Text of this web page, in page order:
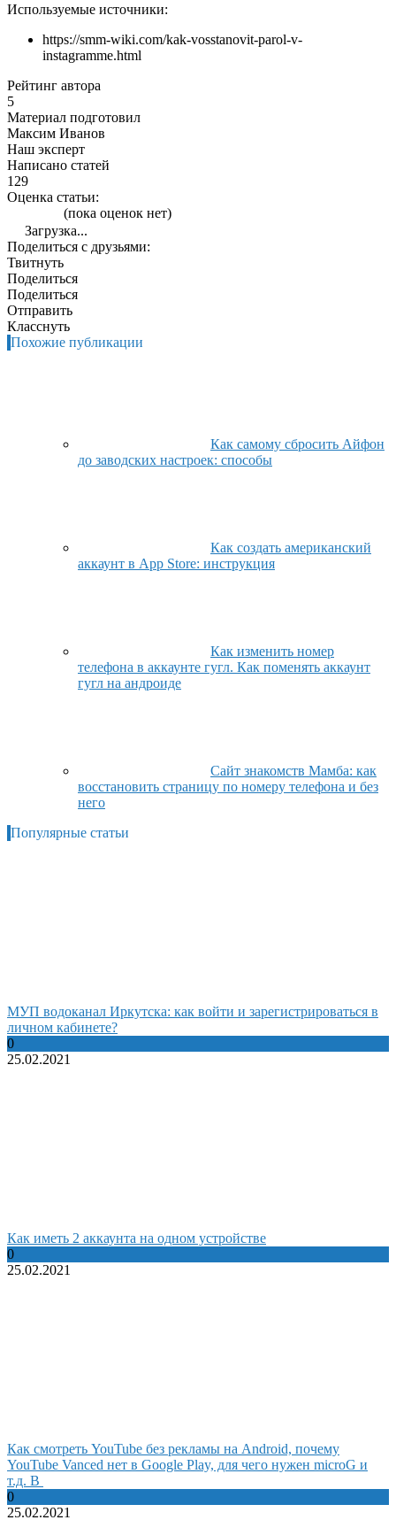
Используемые источники:
https://smm-wiki.com/kak-vosstanovit-parol-v-
instagramme.html
Рейтинг автора
5
Материал подготовил
Максим Иванов
Наш эксперт
Написано статей
129
Оценка статьи:
(пока оценок нет)
Загрузка...
Поделиться с друзьями:
Твитнуть
Поделиться
Поделиться
Отправить
Класснуть
Похожие публикации
Как самому сбросить Айфон
до заводских настроек: способы
Как создать американский
аккаунт в App Store: инструкция
Как изменить номер
телефона в аккаунте гугл. Как поменять аккаунт
гугл на андроиде
Сайт знакомств Мамба: как
восстановить страницу по номеру телефона и без
него
Популярные статьи
МУП водоканал Иркутска: как войти и зарегистрироваться в
личном кабинете?
0
25.02.2021
Как иметь 2 аккаунта на одном устройстве
0
25.02.2021
Как смотреть YouTube без рекламы на Android, почему
YouTube Vanced нет в Google Play, для чего нужен microG и
т.д. В
0
25.02.2021